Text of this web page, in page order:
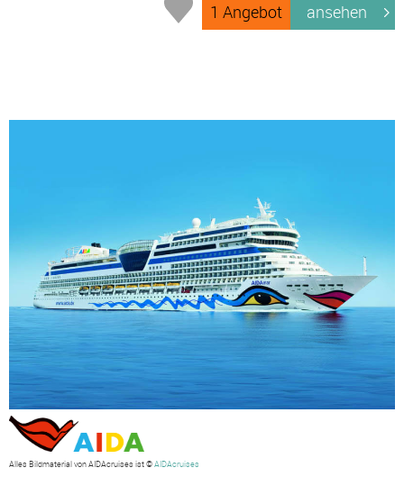
1 Angebot ansehen
Alles Bildmaterial von AIDAcruises ist ©AIDAcruises